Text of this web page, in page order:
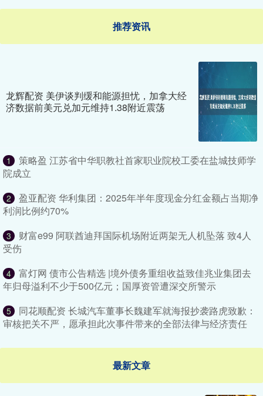
推荐资讯
龙辉配资 美伊谈判缓和能源担忧，加拿大经
济数据前美元兑加元维持1.38附近震荡
1
策略盈 江苏省中华职教社首家职业院校工委在盐城技师学
院成立
2
盈亚配资 华利集团：2025年半年度现金分红金额占当期净
利润比例约70%
3
财富e99 阿联酋迪拜国际机场附近两架无人机坠落 致4人
受伤
4
富灯网 债市公告精选 |境外债务重组收益致佳兆业集团去
年归母溢利不少于500亿元；国厚资管遭深交所警示
5
同花顺配资 长城汽车董事长魏建军就海报抄袭路虎致歉：
审核把关不严，愿承担此次事件带来的全部法律与经济责任
最新文章